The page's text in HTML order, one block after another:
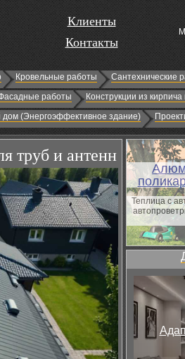
Клиенты
Контакты
Кровельные работы
Сантехнические
работы
Конструкции из кирпича
дом (Энергоэффективное здание)
труб и антенн
Теплица с